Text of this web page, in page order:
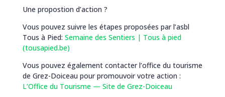
Une propostion d’action ?
Vous pouvez suivre les étapes proposées par l’asbl
Tous à Pied: Semaine des Sentiers | Tous à pied
(tousapied.be)
Vous pouvez également contacter l’office du tourisme
de Grez-Doiceau pour promouvoir votre action :
L’Office du Tourisme — Site de Grez-Doiceau